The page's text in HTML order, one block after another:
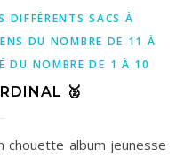
DIFFÉRENTS SACS À
DU NOMBRE DE 11 À
DU NOMBRE DE 1 À 10
🥈